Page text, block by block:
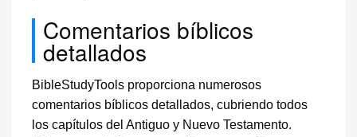
Comentarios bíblicos
detallados
BibleStudyTools proporciona numerosos
comentarios bíblicos detallados, cubriendo todos
los capítulos del Antiguo y Nuevo Testamento.